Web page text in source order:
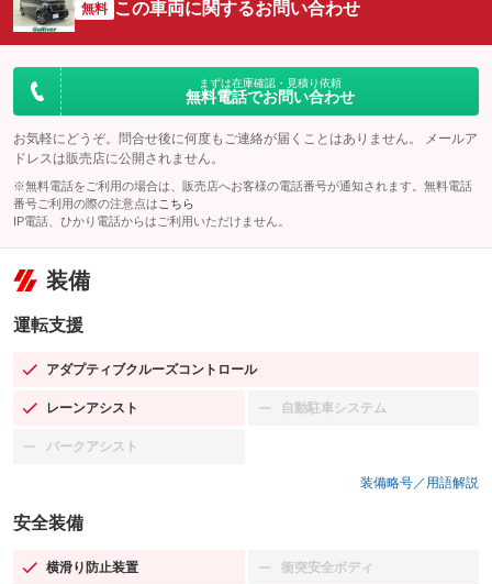
無料 この車両に関するお問い合わせ
まずは在庫確認・見積り依頼
無料電話でお問い合わせ
お気軽にどうぞ。問合せ後に何度もご連絡が届くことはありません。 メールア
ドレスは販売店に公開されません。
※無料電話をご利用の場合は、販売店へお客様の電話番号が通知されます。無料電話
番号ご利用の際の注意点は こちら
IP電話、ひかり電話からはご利用いただけません。
装備
運転支援
アダプティブクルーズコントロール
：装備あり
レーンアシスト
：装備あり 自動駐車システム
：装備なし
パークアシスト
：装備なし
装備略号／用語解説
安全装備
横滑り防止装置
：装備あり 衝突安全ボディ
：装備なし